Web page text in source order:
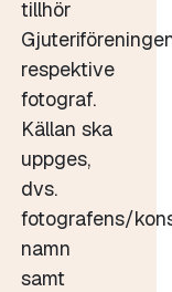
tillhör
respektive
fotograf.
Källan ska
uppges,
dvs.
fotografens/
namn
samt